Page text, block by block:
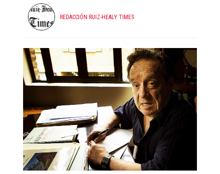
REDACCIÓN RUIZ-HEALY TIMES